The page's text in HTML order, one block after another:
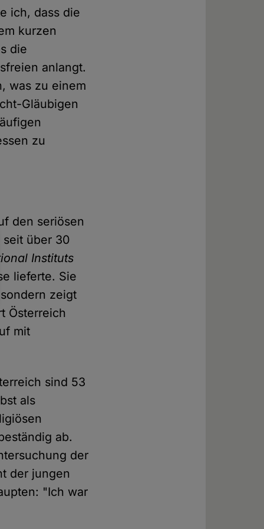
ich, dass die
kurzen
die
anlangt.
was zu einem
Gläubigen
zu
den seriösen
seit über 30
Instituts
lieferte. Sie
zeigt
Österreich
mit
sind 53
als
ab.
der
der jungen
"Ich war